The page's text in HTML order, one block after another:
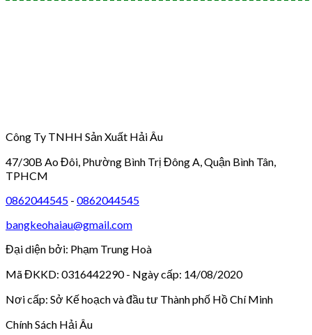
Công Ty TNHH Sản Xuất Hải Âu
47/30B Ao Đôi, Phường Bình Trị Đông A, Quận Bình Tân,
TPHCM
0862044545 - 0862044545
bangkeohaiau@gmail.com
Đại diện bởi: Phạm Trung Hoà
Mã ĐKKD: 0316442290 - Ngày cấp: 14/08/2020
Nơi cấp: Sở Kế hoạch và đầu tư Thành phố Hồ Chí Minh
Chính Sách Hải Âu